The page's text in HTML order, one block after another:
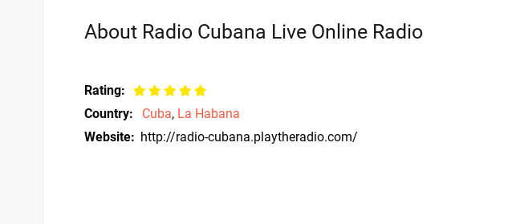
About Radio Cubana Live Online Radio
Rating:
Country:
Cuba, La Habana
Website: http://radio-cubana.playtheradio.com/